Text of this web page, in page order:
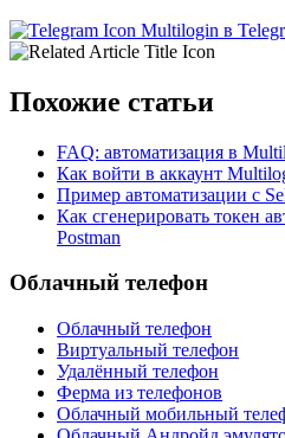
Multilogin в
Похожие статьи
FAQ: автоматизация в
Как войти в аккаунт
Пример автоматизации с
Как сгенерировать токен
Postman
Облачный телефон
Облачный телефон
Виртуальный телефон
Удалённый телефон
Ферма из телефонов
Облачный мобильный